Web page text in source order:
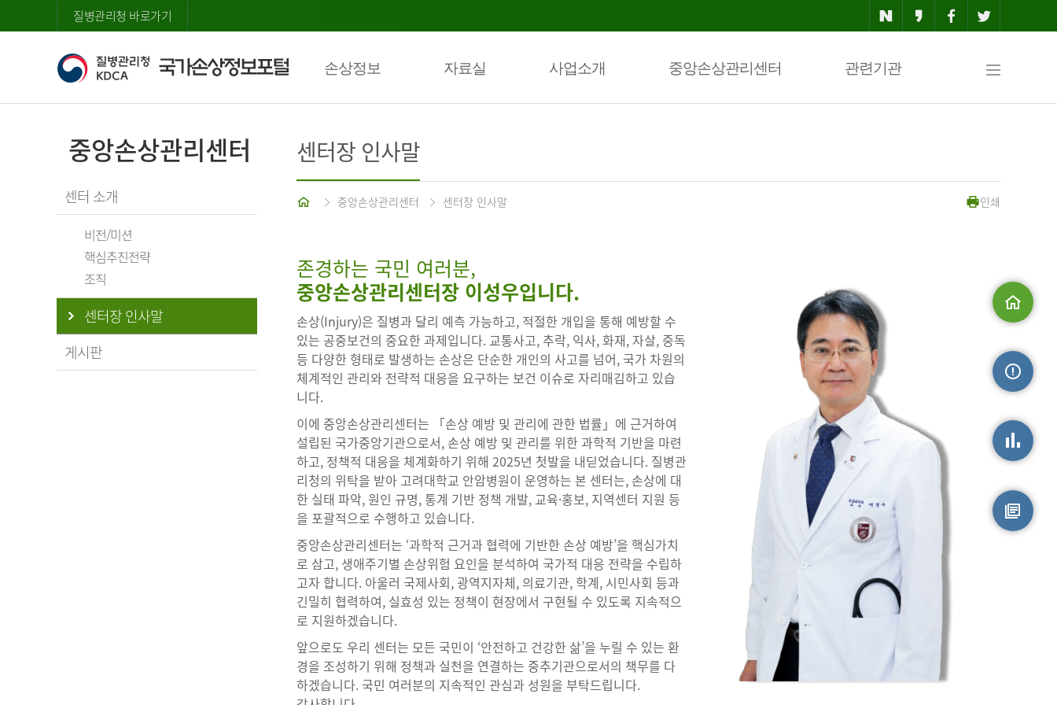
질병관리청 바로가기
손상정보 자료실 사업소개 중앙손상관리센터 관련기관
맵
중앙손상관리센터
센터 소개
비전/미션
핵심추진전략
조직
센터장 인사말
게시판
센터장 인사말
중앙손상관리센터 센터장 인사말 인쇄
존경하는 국민 여러분,
중앙손상관리센터장 이성우입니다.
손상(Injury)은 질병과 달리 예측 가능하고, 적절한 개입을 통해 예방할 수
있는 공중보건의 중요한 과제입니다. 교통사고, 추락, 익사, 화재, 자살, 중독
등 다양한 형태로 발생하는 손상은 단순한 개인의 사고를 넘어, 국가 차원의
체계적인 관리와 전략적 대응을 요구하는 보건 이슈로 자리매김하고 있습
니다.
이에 중앙손상관리센터는 「손상 예방 및 관리에 관한 법률」에 근거하여
설립된 국가중앙기관으로서, 손상 예방 및 관리를 위한 과학적 기반을 마련
하고, 정책적 대응을 체계화하기 위해 2025년 첫발을 내딛었습니다. 질병관
리청의 위탁을 받아 고려대학교 안암병원이 운영하는 본 센터는, 손상에 대
한 실태 파악, 원인 규명, 통계 기반 정책 개발, 교육·홍보, 지역센터 지원 등
을 포괄적으로 수행하고 있습니다.
중앙손상관리센터는 ‘과학적 근거과 협력에 기반한 손상 예방’을 핵심가치
로 삼고, 생애주기별 손상위험 요인을 분석하여 국가적 대응 전략을 수립하
고자 합니다. 아울러 국제사회, 광역지자체, 의료기관, 학계, 시민사회 등과
긴밀히 협력하여, 실효성 있는 정책이 현장에서 구현될 수 있도록 지속적으
로 지원하겠습니다.
앞으로도 우리 센터는 모든 국민이 ‘안전하고 건강한 삶’을 누릴 수 있는 환
경을 조성하기 위해 정책과 실천을 연결하는 중추기관으로서의 책무를 다
하겠습니다. 국민 여러분의 지속적인 관심과 성원을 부탁드립니다.